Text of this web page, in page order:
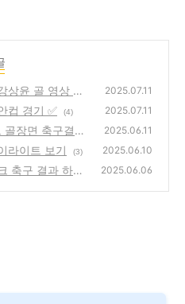
상윤 골 영상 ✅ 2025.07.11
컵 경기 ✅ (4) 2025.07.11
장면 축구결과
2025.06.11
라이트 보기 (3) 2025.06.10
축구 결과 하이
2025.06.06